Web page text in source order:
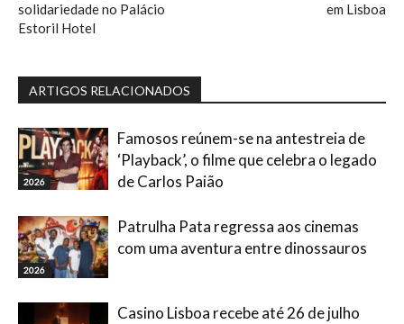
solidariedade no Palácio
Estoril Hotel
em Lisboa
ARTIGOS RELACIONADOS
2026
Famosos reúnem-se na antestreia de
‘Playback’, o filme que celebra o legado
de Carlos Paião
2026
Patrulha Pata regressa aos cinemas
com uma aventura entre dinossauros
Casino Lisboa recebe até 26 de julho